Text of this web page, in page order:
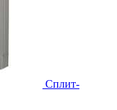
Cплит-